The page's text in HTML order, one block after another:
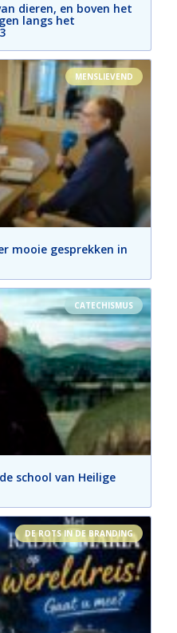
dieren, en boven het
langs het
MENSLIEVEND
mooie gesprekken in
CATECHISMUS
school van Heilige
DE ROTS IN DE BRANDING